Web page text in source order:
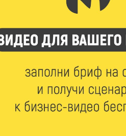
работник культуры» в Тверской области
7 Авг 2026 16:32 502
Без прав и лицензий: итоги проверки
Твери
7 Авг 2026 16:02 461
Сладкая программа в Твери:
рассказ о жизни пчёл